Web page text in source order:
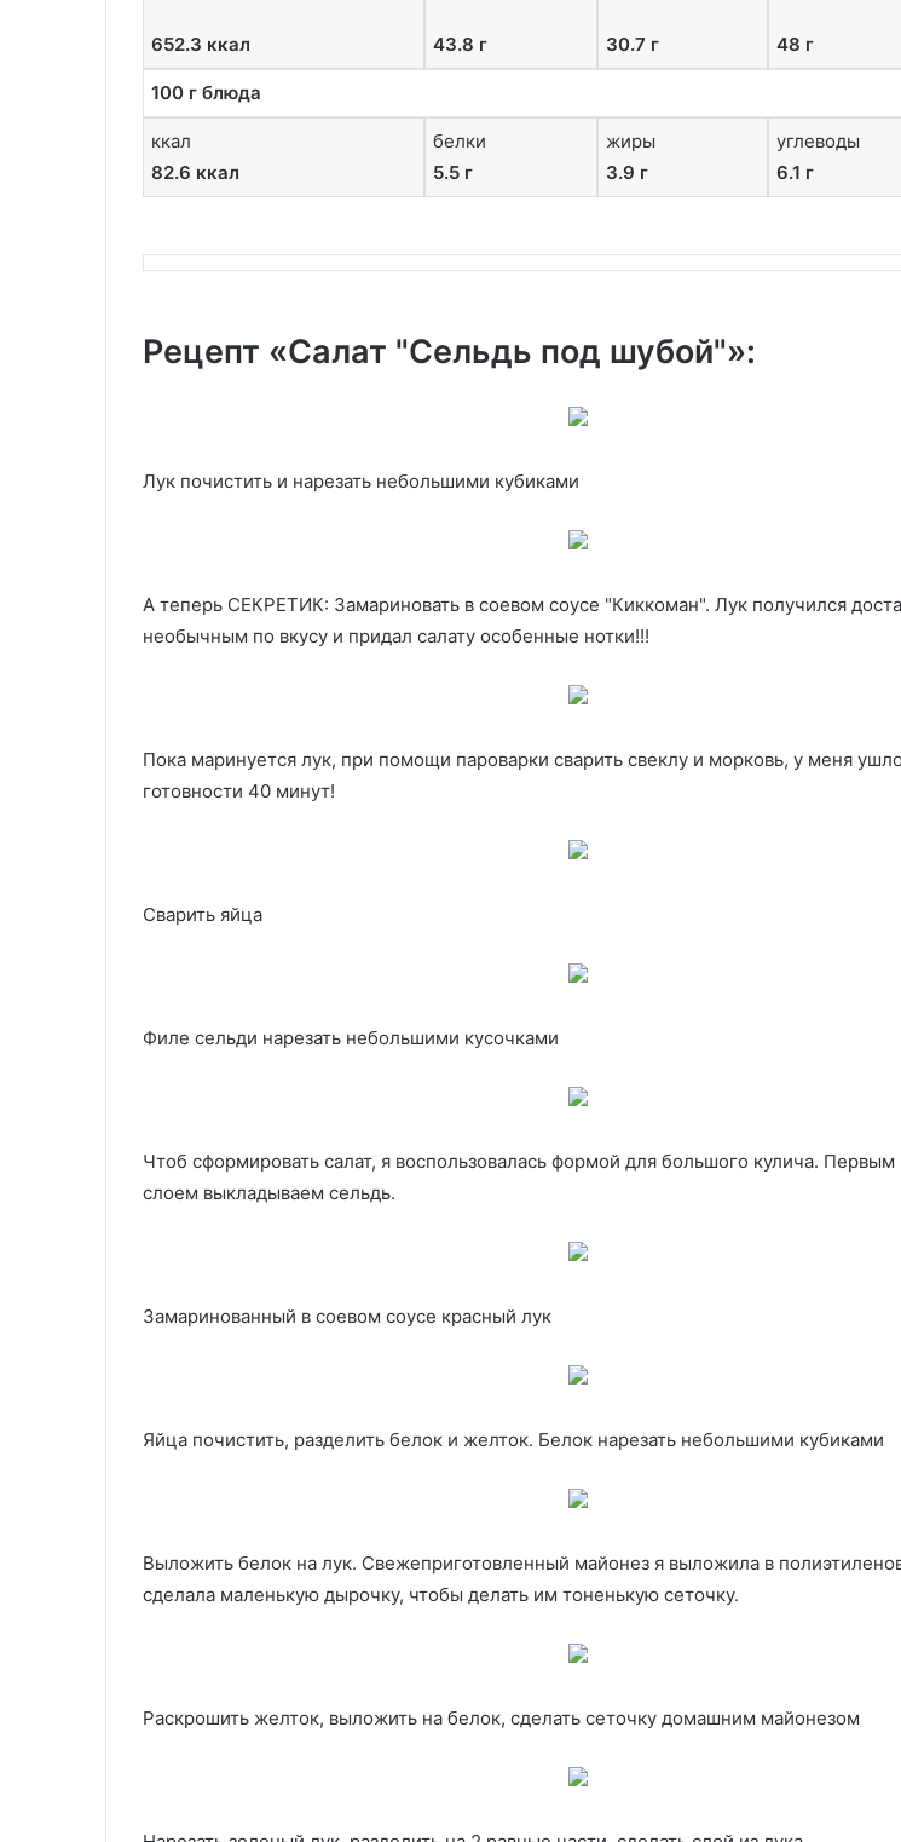
652.3 ккал 43.8 г 30.7 г 48 г
100 г блюда
ккал
82.6 ккал
белки
5.5 г
жиры
3.9 г
углеводы
6.1 г
Рецепт «Салат "Сельдь под шубой"»:
Лук почистить и нарезать небольшими кубиками
А теперь СЕКРЕТИК: Замариновать в соевом соусе "Киккоман". Лук получился
необычным по вкусу и придал салату особенные нотки!!!
Пока маринуется лук, при помощи пароварки сварить свеклу и морковь, у меня
готовности 40 минут!
Сварить яйца
Филе сельди нарезать небольшими кусочками
Чтоб сформировать салат, я воспользовалась формой для большого кулича.
слоем выкладываем сельдь.
Замаринованный в соевом соусе красный лук
Яйца почистить, разделить белок и желток. Белок нарезать небольшими кубиками
Выложить белок на лук. Свежеприготовленный майонез я выложила в
сделала маленькую дырочку, чтобы делать им тоненькую сеточку.
Раскрошить желток, выложить на белок, сделать сеточку домашним майонезом